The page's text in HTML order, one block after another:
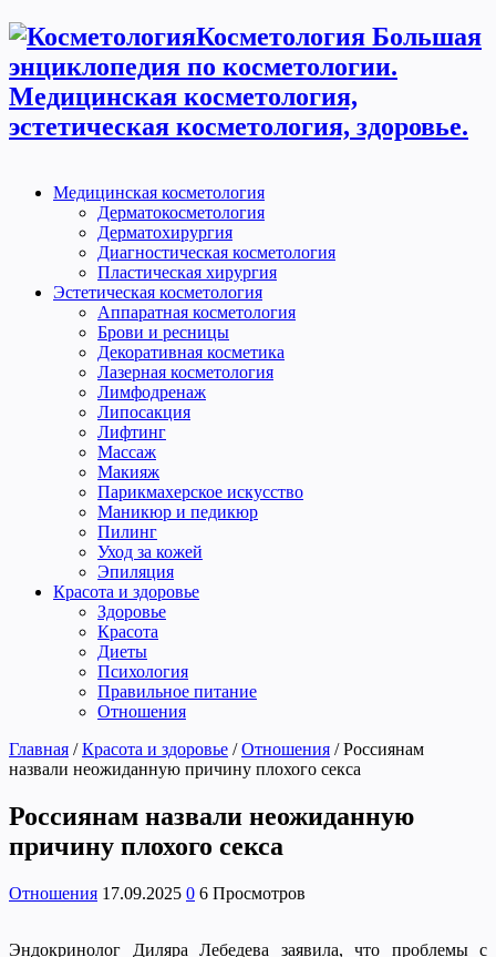
Косметология Большая
энциклопедия по косметологии.
Медицинская косметология,
эстетическая косметология, здоровье.
Медицинская косметология
Дерматокосметология
Дерматохирургия
Диагностическая косметология
Пластическая хирургия
Эстетическая косметология
Аппаратная косметология
Брови и ресницы
Декоративная косметика
Лазерная косметология
Лимфодренаж
Липосакция
Лифтинг
Массаж
Макияж
Парикмахерское искусство
Маникюр и педикюр
Пилинг
Уход за кожей
Эпиляция
Красота и здоровье
Здоровье
Красота
Диеты
Психология
Правильное питание
Отношения
Главная / Красота и здоровье / Отношения / Россиянам
назвали неожиданную причину плохого секса
Россиянам назвали неожиданную
причину плохого секса
Отношения 17.09.2025 0 6 Просмотров
Эндокринолог Диляра Лебедева заявила, что проблемы с